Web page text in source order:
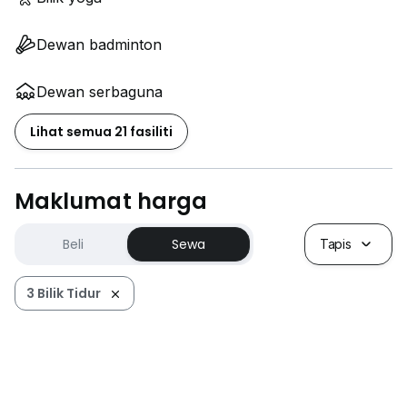
Dewan badminton
Dewan serbaguna
Lihat semua 21 fasiliti
Maklumat harga
Beli Sewa Tapis
3 Bilik Tidur